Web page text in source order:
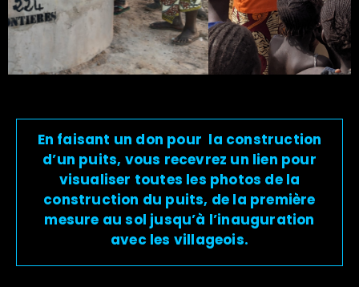
En faisant un don pour la construction
d’un puits, vous recevrez un lien pour
visualiser toutes les photos de la
construction du puits, de la première
mesure au sol jusqu’à l’inauguration
avec les villageois.